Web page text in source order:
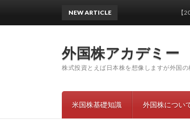
外国株アカデミー
株式投資とえば日本株を想像しますが外国
米国株基礎知識 外国株につい
NEW ARTICLE 【2025年版